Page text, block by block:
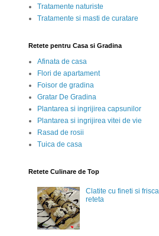
Tratamente naturiste
Tratamente si masti de curatare
Retete pentru Casa si Gradina
Afinata de casa
Flori de apartament
Foisor de gradina
Gratar De Gradina
Plantarea si ingrijirea capsunilor
Plantarea si ingrijirea vitei de vie
Rasad de rosii
Tuica de casa
Retete Culinare de Top
Clatite cu fineti si frisca
reteta